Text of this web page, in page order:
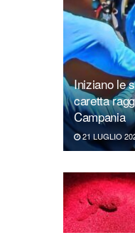
Iniziano le
caretta
Campania
21 LUGLIO